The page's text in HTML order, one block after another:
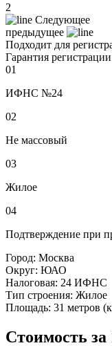
2
Следующее
предыдущее
Подходит для
Гарантия
01
ИФНС №24
02
Не массовый
03
Жилое
04
Подтверждение при
Город: Москва
Округ: ЮАО
Налоговая: 24 ИФНС
Тип строения: Жилое
Площадь: 31 метров
Стоимость за